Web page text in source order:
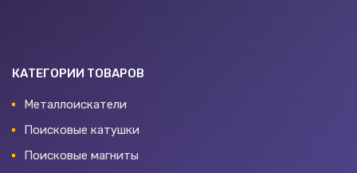
КАТЕГОРИИ ТОВАРОВ
Металлоискатели
Поисковые катушки
Поисковые магниты